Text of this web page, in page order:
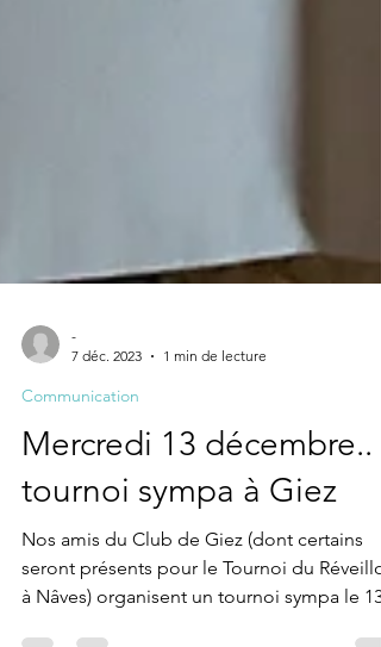
7 déc. 2023
Communication
Mercredi 13 décembre..
tournoi sympa à Giez
Nos amis du Club de Giez (dont certains
seront présents pour le Tournoi du
à Nâves) organisent un tournoi sympa le